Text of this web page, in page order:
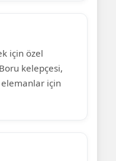
için özel
kelepçesi,
için